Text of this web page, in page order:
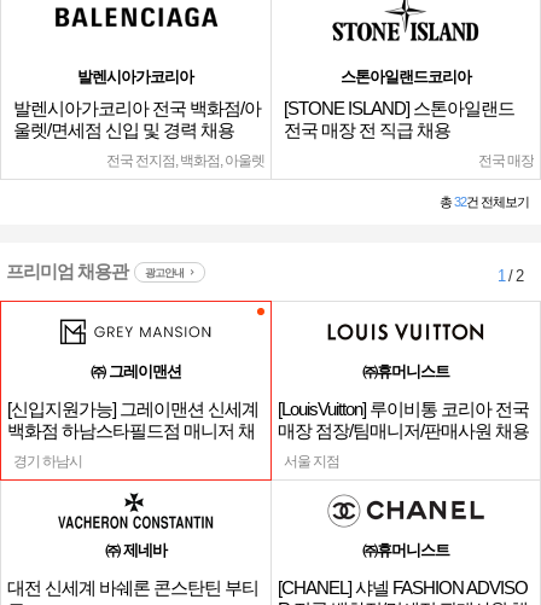
발렌시아가코리아
발렌시아가코리아 전국 백화점/아
울렛/면세점 신입 및 경력 채용
전국 전지점, 백화점, 아울렛
스톤아일랜드코리아
[STONE ISLAND] 스톤아일랜드
전국 매장 전 직급 채용
전국 매장
총32건 전체보기
프리미엄 채용관 광고안내 1/ 2
㈜ 그레이맨션
[신입지원가능] 그레이맨션 신세계
백화점 하남스타필드점 매니저 채
용
경기 하남시
㈜휴머니스트
[LouisVuitton] 루이비통 코리아 전국
매장 점장/팀매니저/판매사원 채용
서울 지점
㈜ 제네바
대전 신세계 바쉐론 콘스탄틴 부티
㈜휴머니스트
[CHANEL] 샤넬 FASHION ADVISO